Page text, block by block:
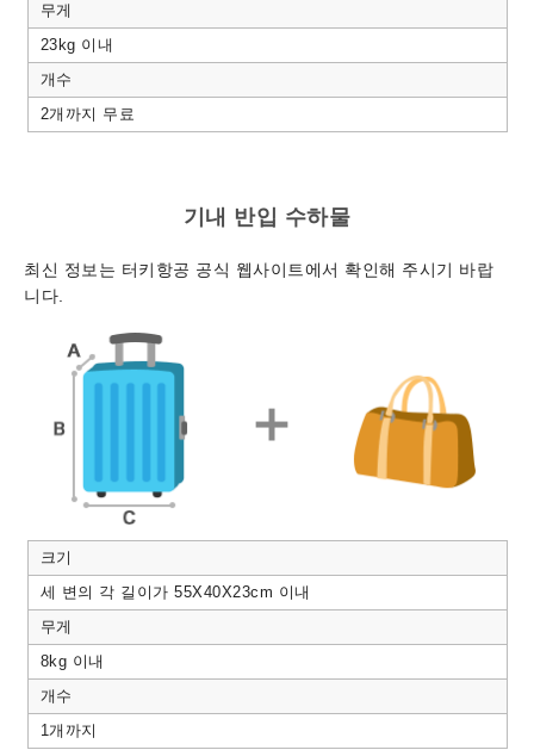
무게
23kg 이내
개수
2개까지 무료
기내 반입 수하물
최신 정보는 터키항공 공식 웹사이트에서 확인해 주시기 바랍
니다.
크기
세 변의 각 길이가 55X40X23cm 이내
무게
8kg 이내
개수
1개까지